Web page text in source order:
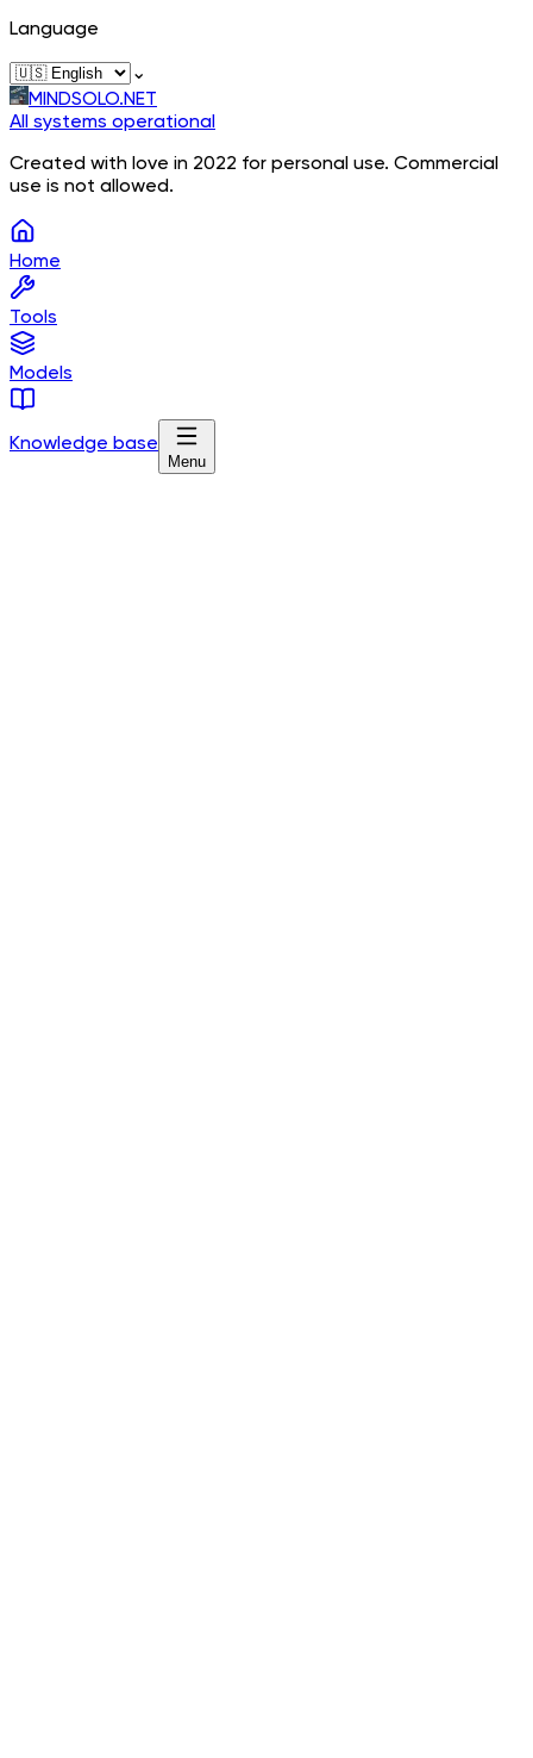
Language
⌄
MINDSOLO.NET
All systems operational
Created with love in 2022 for personal use. Commercial
use is not allowed.
Home
Tools
Models
Knowledge base
Menu